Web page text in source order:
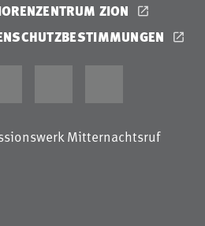
ZION
Mitternachtsruf